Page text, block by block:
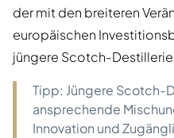
der mit den breiteren
europäischen
jüngere Scotch-
Tipp: Jüngere Scotch-
ansprechende
Innovation und